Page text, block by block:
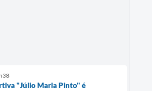
"Júlio Maria Pinto" é